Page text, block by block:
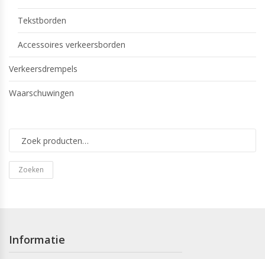
Tekstborden
Accessoires verkeersborden
Verkeersdrempels
Waarschuwingen
Zoeken
Informatie